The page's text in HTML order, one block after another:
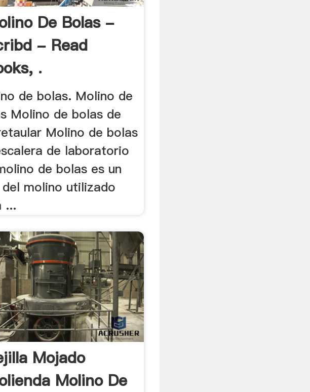
De Bolas -
- Read
.
de bolas. Molino de
Molino de bolas de
Molino de bolas
de laboratorio
de bolas es un
molino utilizado
...
Mojado
Molino De